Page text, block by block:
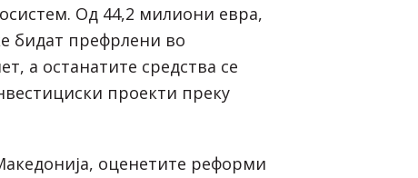
Од 44,2 милиони евра,
бидат префрлени во
а останатите средства се
проекти преку
оценетите реформи